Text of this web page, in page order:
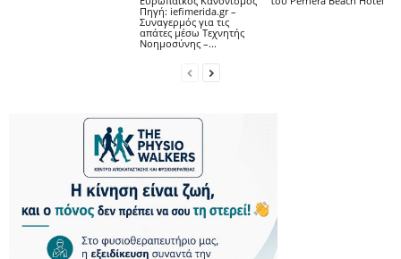
Πηγή: iefimerida.gr –
Συναγερμός για τις
απάτες μέσω Τεχνητής
Νοημοσύνης –...